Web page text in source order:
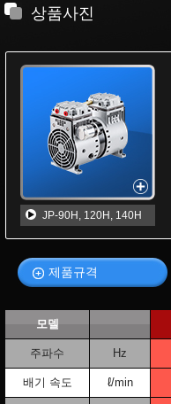
상품사진
JP-90H, 120H, 140H
제품규격
모델
주파수 Hz
배기 속도 ℓ/min